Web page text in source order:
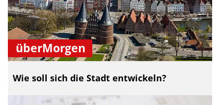
überMorgen
Wie soll sich die Stadt entwickeln?